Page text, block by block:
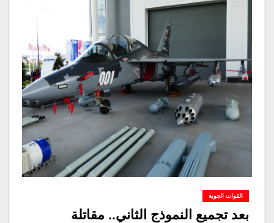
القوات الجوية
بعد تجميع النموذج الثاني.. مقاتلة